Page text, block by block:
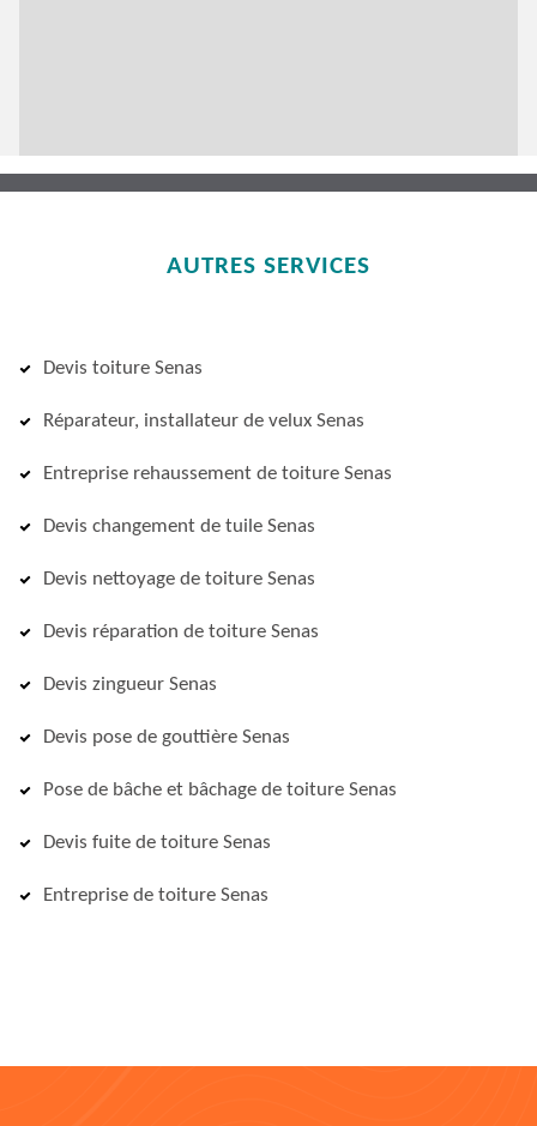
AUTRES SERVICES
Devis toiture Senas
Réparateur, installateur de velux Senas
Entreprise rehaussement de toiture Senas
Devis changement de tuile Senas
Devis nettoyage de toiture Senas
Devis réparation de toiture Senas
Devis zingueur Senas
Devis pose de gouttière Senas
Pose de bâche et bâchage de toiture Senas
Devis fuite de toiture Senas
Entreprise de toiture Senas